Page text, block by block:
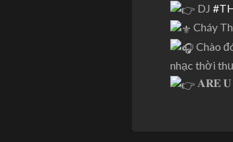
DJ
Cháy
Chào
nhạc thời
𝐀𝐑𝐄